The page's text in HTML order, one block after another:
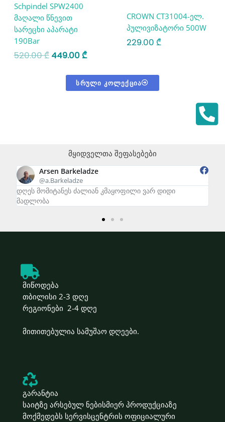
Schpindel SPW2400
მაღალი წნევით
სარეცხი აპარატი
190Bar
520.00₾ 449.00₾
CROWN CT31004-ელ.
პულივიზატორი 500W
229.00 ₾
ᲡᲠᲣᲚᲘ ᲙᲝᲚᲔᲥᲪᲘᲐ
მყიდველთა შეფასებები
Arsen Barkeladze
@a.Barkeladze
დღეს მომიტანეს ძალიან კმაყოფილი ვარ დიდი
მადლობა
მიწოდება
თბილისი 2-3 დღე
რეგიონები 2-4 დღე
მითითებულია სამუშაო დღეები.
გარანტია
საიტზე არსებულ ნებისმიერ პროდუქციაზე
მოქმედებს სერვისცენტრის ოფიციალური